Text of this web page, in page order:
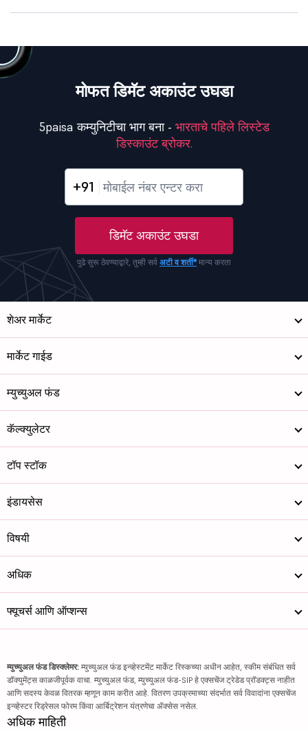
मोफत डिमॅट अकाउंट उघडा
5paisa कम्युनिटीचा भाग बना - भारताचे पहिले लिस्टेड
डिस्काउंट ब्रोकर.
+91
डिमॅट अकाउंट उघडा
पुढे सुरू ठेवण्याद्वारे, तुम्ही सर्व अटी व शर्ती*मान्य करता
शेअर मार्केट
मार्केट गाईड
म्युच्युअल फंड
कॅल्क्युलेटर
टॉप स्टॉक
इंडायसेस
विषयी
अधिक
फ्यूचर्स आणि ऑप्शन्स
म्युच्युअल फंड डिस्क्लेमर: म्युच्युअल फंड इन्व्हेस्टमेंट मार्केट रिस्कच्या अधीन आहेत, स्कीम संबंधित सर्व
डॉक्युमेंट्स काळजीपूर्वक वाचा. म्युच्युअल फंड, म्युच्युअल फंड-SIP हे एक्सचेंज ट्रेडेड प्रॉडक्ट्स नाहीत
आणि सदस्य केवळ वितरक म्हणून काम करीत आहे. वितरण उपक्रमाच्या संदर्भात सर्व विवादांना एक्सचेंज
इन्व्हेस्टर रिड्रेसल फोरम किंवा आर्बिट्रेशन यंत्रणेचा ॲक्सेस नसेल.
अधिक माहिती